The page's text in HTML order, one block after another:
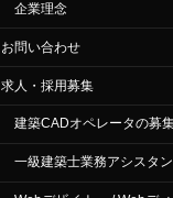
企業理念
お問い合わせ
求人・採用募集
建築CADオペレータの募
一級建築士業務アシスタ